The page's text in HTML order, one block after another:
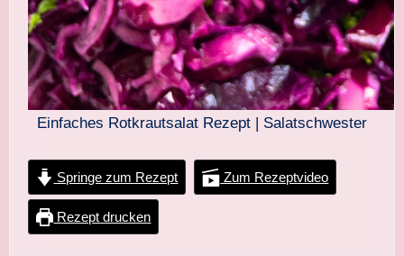
Einfaches Rotkrautsalat Rezept | Salatschwester
Springe zum Rezept Zum Rezeptvideo
Rezept drucken